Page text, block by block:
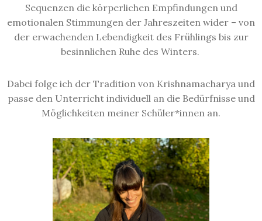
Sequenzen die körperlichen Empfindungen und
emotionalen Stimmungen der Jahreszeiten wider – von
der erwachenden Lebendigkeit des Frühlings bis zur
besinnlichen Ruhe des Winters.
Dabei folge ich der Tradition von Krishnamacharya und
passe den Unterricht individuell an die Bedürfnisse und
Möglichkeiten meiner Schüler*innen an.